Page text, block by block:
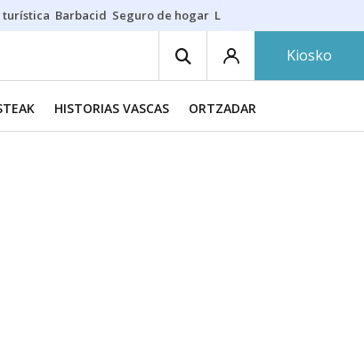
turística Barbacid Seguro de hogar Lío Athletic-Osasuna
Kiosko
HISTORIAS VASCAS ORTZADAR